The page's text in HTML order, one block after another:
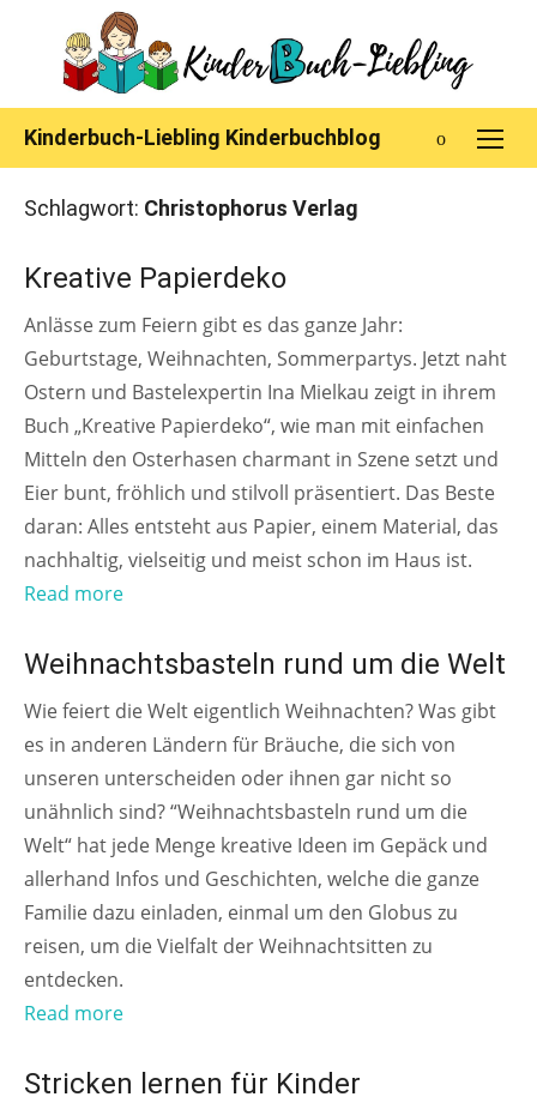
content
Kinderbuch-Liebling Kinderbuchblog
Schlagwort: Christophorus Verlag
FAMILIENLEBEN
Kreative Papierdeko
Anlässe zum Feiern gibt es das ganze Jahr:
Geburtstage, Weihnachten, Sommerpartys. Jetzt naht
Ostern und Bastelexpertin Ina Mielkau zeigt in ihrem
Buch „Kreative Papierdeko“, wie man mit einfachen
Mitteln den Osterhasen charmant in Szene setzt und
Eier bunt, fröhlich und stilvoll präsentiert. Das Beste
daran: Alles entsteht aus Papier, einem Material, das
nachhaltig, vielseitig und meist schon im Haus ist.
Read more
FÜR DIE GANZE FAMILIE
Weihnachtsbasteln rund um die Welt
Wie feiert die Welt eigentlich Weihnachten? Was gibt
es in anderen Ländern für Bräuche, die sich von
unseren unterscheiden oder ihnen gar nicht so
unähnlich sind? “Weihnachtsbasteln rund um die
Welt“ hat jede Menge kreative Ideen im Gepäck und
allerhand Infos und Geschichten, welche die ganze
Familie dazu einladen, einmal um den Globus zu
reisen, um die Vielfalt der Weihnachtsitten zu
entdecken.
Read more
AB 6 JAHREN
Stricken lernen für Kinder